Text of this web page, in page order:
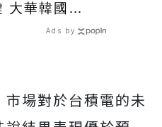
大華韓國
50今強勢
Ads by
場對於台積電的未